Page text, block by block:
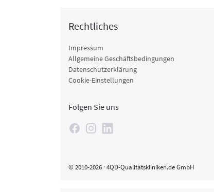
Rechtliches
Impressum
Allgemeine Geschäftsbedingungen
Datenschutzerklärung
Cookie-Einstellungen
Folgen Sie uns
© 2010-2026 · 4QD-Qualitätskliniken.de GmbH